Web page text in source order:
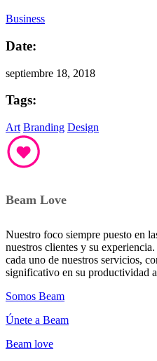
Business
Date:
septiembre 18, 2018
Tags:
Art Branding Design
Beam Love
Nuestro foco siempre puesto en
nuestros clientes y su
cada uno de nuestros servicios,
significativo en su productividad
Somos Beam
Únete a Beam
Beam love